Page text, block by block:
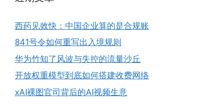
西药见效快：中国企业算的是合规账
841号令如何重写出入境规则
华为竹知了风波与失控的流量沙丘
开放权重模型到底如何搭建收费网络
xAI裸图官司背后的AI视频生意